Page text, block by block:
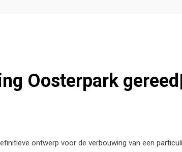
Oosterpark
ontwerp voor de verbouwing van een